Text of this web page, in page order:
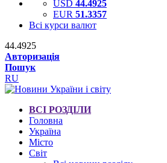
USD 44.4925
EUR 51.3357
Всі курси валют
44.4925
Авторизація
Пошук
RU
ВСІ РОЗДІЛИ
Головна
Україна
Місто
Світ